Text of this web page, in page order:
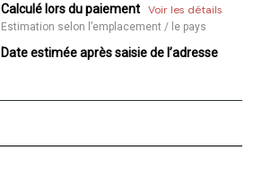
Calculé lors du paiement Voir les détails
Estimation selon l’emplacement / le pays
Date estimée après saisie de l’adresse